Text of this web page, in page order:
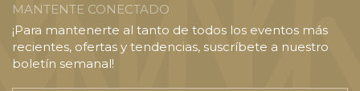
MANTENTE CONECTADO
¡Para mantenerte al tanto de todos los eventos más
recientes, ofertas y tendencias, suscríbete a nuestro
boletín semanal!